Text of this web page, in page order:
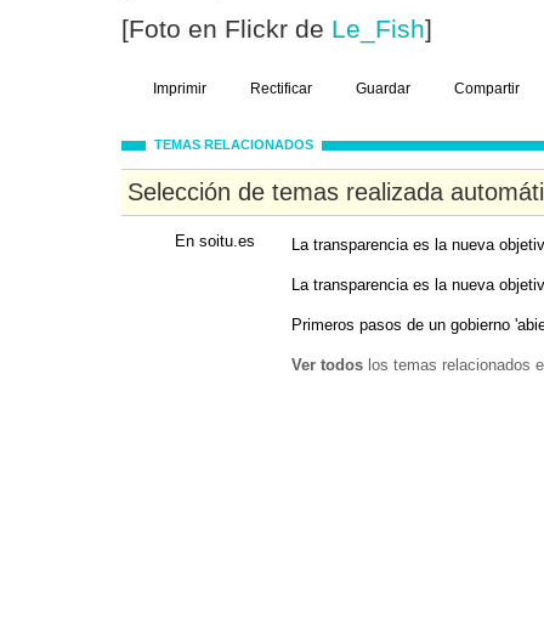
[Foto en Flickr de Le_Fish]
Imprimir Rectificar Guardar Compartir
TEMAS RELACIONADOS
Selección de temas realizada
En soitu.es La transparencia es la nueva
La transparencia es la nueva
Primeros pasos de un gobierno
Ver todos los temas relacionados